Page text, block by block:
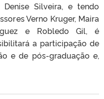
Silveira, e tendo
Verno Kruger, Maira
e Robledo Gil, é
a participação de
e de pós-graduação e,